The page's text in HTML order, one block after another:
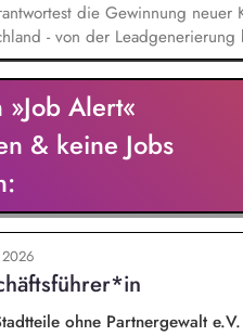
die Gewinnung
- von der
mit selbst generierten Leads
Sales-Zyklus von rund zwei
Konferenzen und
Marke in Deutschland zu
Alert«
& keine Jobs
ohne Partnergewalt e.V.